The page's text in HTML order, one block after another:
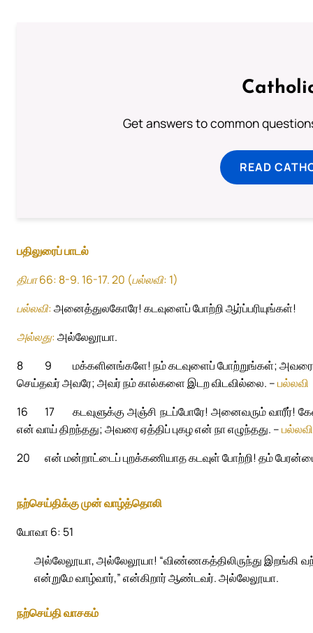
Get answers to common
READ
பதிலுரைப் பாடல்
திபா 66: 8-9. 16-17. 20 (பல்லவி: 1)
பல்லவி:அனைத்துலகோரே! கடவுளைப் போற்றி ஆர்ப்பரியுங்கள்!
அல்லது:அல்லேலூயா.
8
மக்களினங்களே! நம் கடவுளைப் போற்றுங்கள்; அவரைப்
9
செய்தவர் அவரே; அவர் நம் கால்களை இடற விடவில்லை. –பல்லவி
16
கடவுளுக்கு அஞ்சி நடப்போரே! அனைவரும் வாரீர்!
17
என் வாய் திறந்தது; அவரை ஏத்திப் புகழ என் நா எழுந்தது. –பல்லவி
20
என் மன்றாட்டைப் புறக்கணியாத கடவுள் போற்றி! தம்
நற்செய்திக்கு முன் வாழ்த்தொலி
யோவா 6: 51
அல்லேலூயா, அல்லேலூயா! “விண்ணகத்திலிருந்து இறங்கி
என்றுமே வாழ்வார்,” என்கிறார் ஆண்டவர். அல்லேலூயா.
நற்செய்தி வாசகம்